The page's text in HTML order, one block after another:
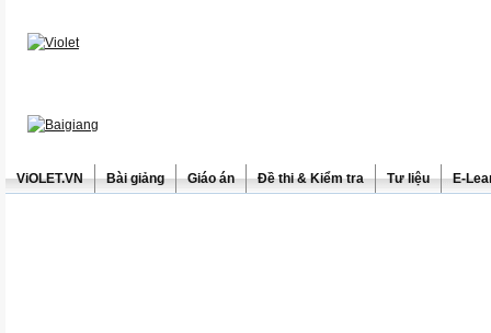
ViOLET.VN Bài giảng Giáo án Đề thi & Kiểm tra Tư liệu E-